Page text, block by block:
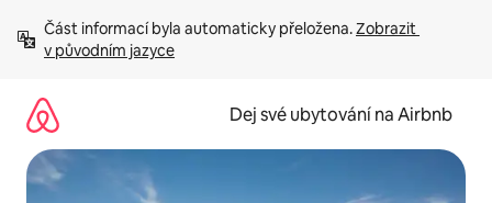
obsah
Část informací byla automaticky přeložena. Zobrazit
v původním jazyce
Dej své ubytování na Airbnb